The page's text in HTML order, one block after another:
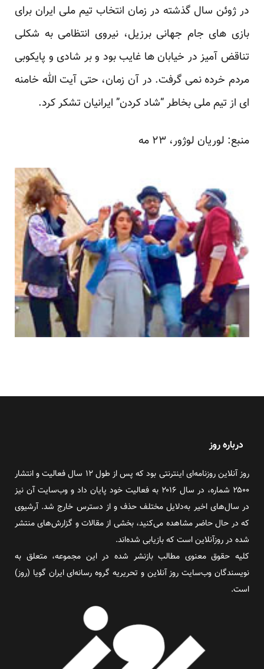
در ژوئن سال گذشته در زمان انتخاب تیم ملی ایران برای
بازی های جام جهانی برزیل، نیروی انتظامی به شکلی
تناقض آمیز در خیابان ها غایب بود و بر شادی و پایکوبی
مردم خرده نمی گرفت. در آن زمان، حتی آیت الله خامنه
ای از تیم ملی بخاطر “شاد کردن” ایرانیان تشکر کرد.
منبع: لوریان لوژور، ۲۳ مه
درباره روز
روز آنلاین روزنامه‌ای اینترنتی بود که پس از طول ۱۲ سال فعالیت و انتشار
۲۵۰۰ شماره، در سال ۲۰۱۶ به فعالیت خود پایان داد و وب‌سایت آن نیز
در سال‌های اخیر به‌دلایل مختلف حذف و از دسترس خارج شد. آرشیوی
که در حال حاضر مشاهده می‌کنید، بخشی از مقالات و گزارش‌های منتشر
شده در روزآنلاین است که بازیابی شده‌اند.
کلیه حقوق معنوی مطالب بازنشر شده در این مجموعه، متعلق به
نویسندگان وب‌سایت روز آنلاین و تحریریه گروه رسانه‌ای ایران گویا (روز)
است.